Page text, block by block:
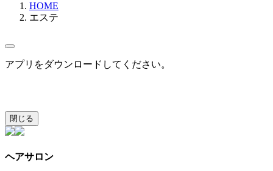
HOME
エステ
アプリをダウンロードしてください。
閉じる
ヘアサロン